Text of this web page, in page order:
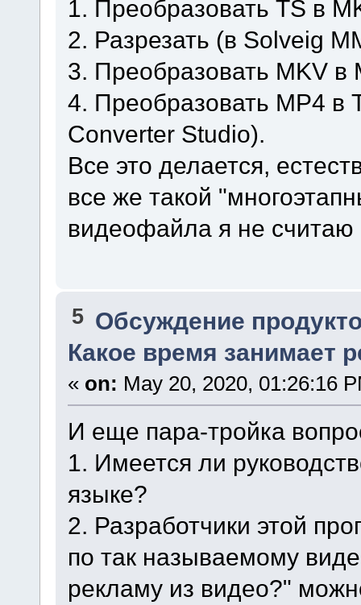
1. Преобразовать TS в
2. Разрезать (в Solveig
3. Преобразовать MKV в
4. Преобразовать MP4 в
Converter Studio).
Все это делается,
все же такой
видеофайла я не
5 Обсуждение
Какое время занимает
« on: May 20, 2020, 01:26:16
И еще пара-тройка
1. Имеется ли
языке?
2. Разработчики этой
по так называемому
рекламу из видео?"